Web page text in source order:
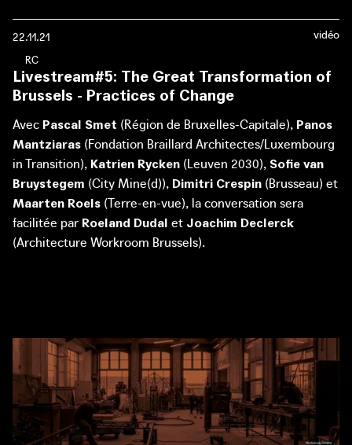
emporter par les récits et laissez-vous surprendre par les
projets sélectionnés.
Consultez le guide
© Bob van Mol
22.11.21 vidéo
RU
E
S
P
O
U
R
L
E
C
Livestream#5: The Great Transformation of
Brussels - Practices of Change
Avec Pascal Smet (Région de Bruxelles-Capitale), Panos
Mantziaras (Fondation Braillard Architectes/Luxembourg
in Transition), Katrien Rycken (Leuven 2030), Sofie van
Bruystegem (City Mine(d)), Dimitri Crespin (Brusseau) et
Maarten Roels (Terre-en-vue), la conversation sera
facilitée par Roeland Dudal et Joachim Declerck
(Architecture Workroom Brussels).